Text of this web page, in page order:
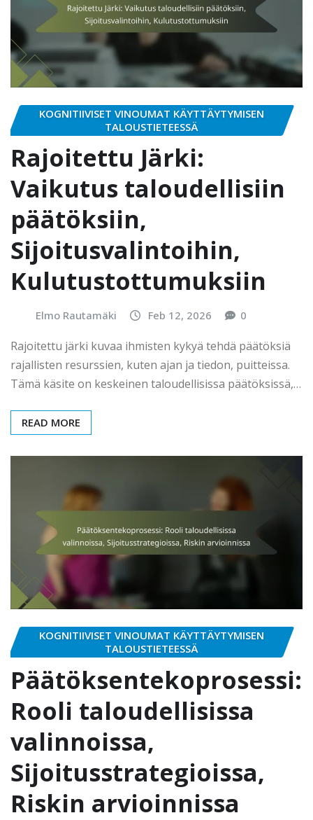
KOGNITIIVISET VINOUMAT KÄYTTÄYTYMISEN
TALOUSTIETEESSÄ
Rajoitettu Järki:
Vaikutus taloudellisiin
päätöksiin,
Sijoitusvalintoihin,
Kulutustottumuksiin
Elmo Rautamäki Feb 12, 2026 0
Rajoitettu järki kuvaa ihmisten kykyä tehdä päätöksiä
rajallisten resurssien, kuten ajan ja tiedon, puitteissa.
Tämä käsite on keskeinen taloudellisissa päätöksissä,…
READ MORE
KOGNITIIVISET VINOUMAT KÄYTTÄYTYMISEN
TALOUSTIETEESSÄ
Päätöksentekoprosessi:
Rooli taloudellisissa
valinnoissa,
Sijoitusstrategioissa,
Riskin arvioinnissa